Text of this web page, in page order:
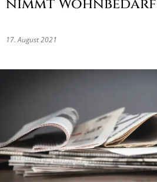
nimmt
17. August 2021